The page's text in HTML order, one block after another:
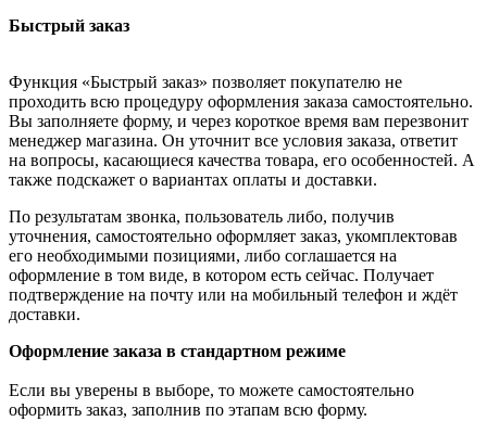
Быстрый заказ
Функция «Быстрый заказ» позволяет покупателю не
проходить всю процедуру оформления заказа самостоятельно.
Вы заполняете форму, и через короткое время вам перезвонит
менеджер магазина. Он уточнит все условия заказа, ответит
на вопросы, касающиеся качества товара, его особенностей. А
также подскажет о вариантах оплаты и доставки.
По результатам звонка, пользователь либо, получив
уточнения, самостоятельно оформляет заказ, укомплектовав
его необходимыми позициями, либо соглашается на
оформление в том виде, в котором есть сейчас. Получает
подтверждение на почту или на мобильный телефон и ждёт
доставки.
Оформление заказа в стандартном режиме
Если вы уверены в выборе, то можете самостоятельно
оформить заказ, заполнив по этапам всю форму.